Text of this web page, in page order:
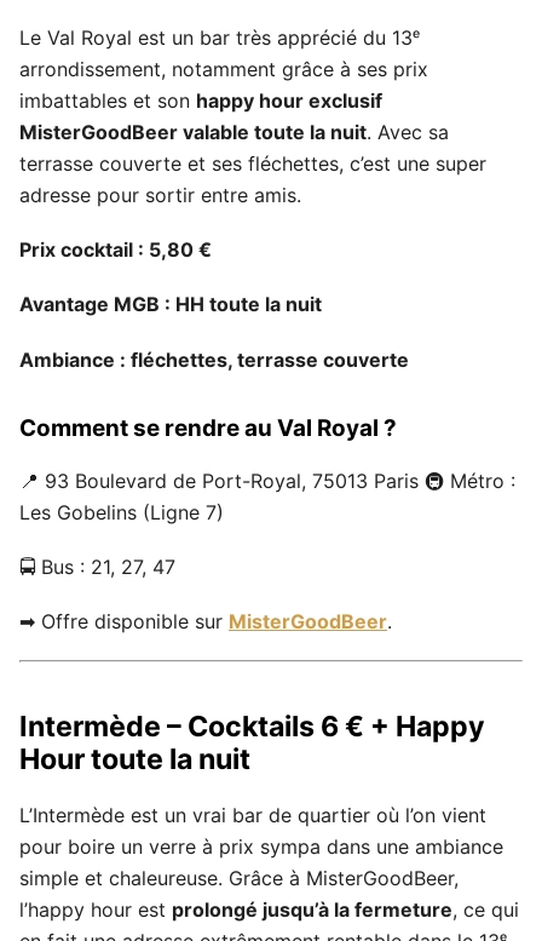
Le Val Royal est un bar très apprécié du 13ᵉ
arrondissement, notamment grâce à ses prix
imbattables et son happy hour exclusif
MisterGoodBeer valable toute la nuit. Avec sa
terrasse couverte et ses fléchettes, c’est une super
adresse pour sortir entre amis.
Prix cocktail : 5,80 €
Avantage MGB : HH toute la nuit
Ambiance : fléchettes, terrasse couverte
Comment se rendre au Val Royal ?
📍 93 Boulevard de Port-Royal, 75013 Paris 🚇 Métro :
Les Gobelins (Ligne 7)
🚍 Bus : 21, 27, 47
➡ Offre disponible sur MisterGoodBeer.
Intermède – Cocktails 6 € + Happy
Hour toute la nuit
L’Intermède est un vrai bar de quartier où l’on vient
pour boire un verre à prix sympa dans une ambiance
simple et chaleureuse. Grâce à MisterGoodBeer,
l’happy hour est prolongé jusqu’à la fermeture, ce qui